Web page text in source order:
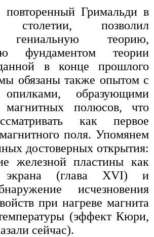
повторенный Гримальди в
столетии, позволил
гениальную теорию,
фундаментом теории
в конце прошлого
обязаны также опытом с
образующими
полюсов, что
как первое
поля. Упомянем
достоверных открытия:
железной пластины как
экрана (глава XVI) и
исчезновения
при нагреве магнита
(эффект Кюри,
сейчас).